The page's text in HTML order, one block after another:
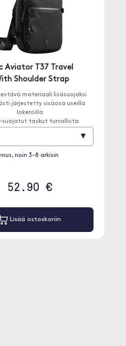
Aviator T37 Travel
Shoulder Strap
materiaali lisäsuojaksi
järjestetty sisäosa useilla
lokeroilla
suojatut taskut turvallista
▾
noin 3-8 arkisin
52.90 €
Lisää ostoskoriin